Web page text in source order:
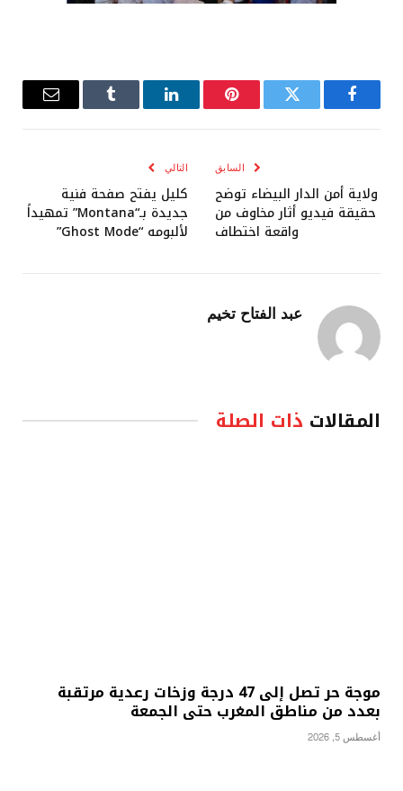
فيسبوك تويتر بينتيريستلينكدإن Tumblr
البريد
السابق
ولاية أمن الدار البيضاء توضح
حقيقة فيديو أثار مخاوف من
واقعة اختطاف
التالي
كليل يفتح صفحة فنية
جديدة بـ“Montana” تمهيداً
لألبومه “Ghost Mode”
عبد الفتاح تخيم
المقالات ذات الصلة
موجة حر تصل إلى 47 درجة وزخات رعدية مرتقبة
بعدد من مناطق المغرب حتى الجمعة
أغسطس 5, 2026